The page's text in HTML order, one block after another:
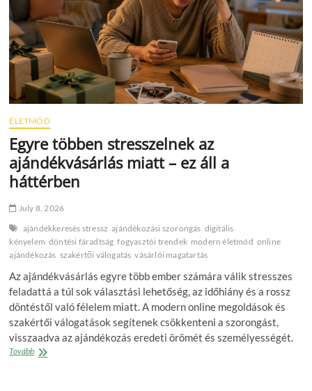
ÉLETMÓD
Egyre többen stresszelnek az
ajándékvásárlás miatt – ez áll a
háttérben
July 8, 2026
ajándékkeresés stressz ajándékozási szorongás digitális
kényelem döntési fáradtság fogyasztói trendek modern életmód online
ajándékozás szakértői válogatás vásárlói magatartás
Az ajándékvásárlás egyre több ember számára válik stresszes
feladattá a túl sok választási lehetőség, az időhiány és a rossz
döntéstől való félelem miatt. A modern online megoldások és
szakértői válogatások segítenek csökkenteni a szorongást,
visszaadva az ajándékozás eredeti örömét és személyességét.
TovábbEgyre